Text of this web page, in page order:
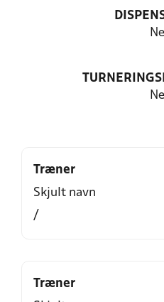
Træner
Skjult navn
/
Træner